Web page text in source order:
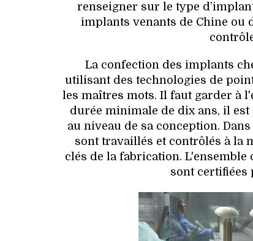
renseigner sur le type
implants venants de Chine ou
La confection des implants
utilisant des technologies de
les maîtres mots. Il faut garder à
durée minimale de dix ans, il
au niveau de sa conception.
sont travaillés et contrôlés à la
clés de la fabrication.
sont certifiées